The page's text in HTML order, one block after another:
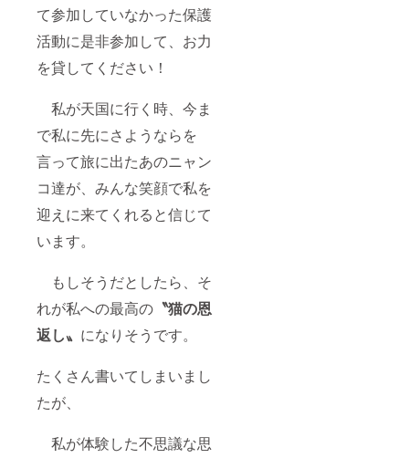
て参加していなかった保護
活動に是非参加して、お力
を貸してください！
私が天国に行く時、今ま
で私に先にさようならを
言って旅に出たあのニャン
コ達が、みんな笑顔で私を
迎えに来てくれると信じて
います。
もしそうだとしたら、そ
れが私への最高の 〝猫の恩
返し〟 になりそうです。
たくさん書いてしまいまし
たが、
私が体験した不思議な思